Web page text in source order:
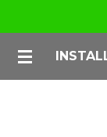
naar
de